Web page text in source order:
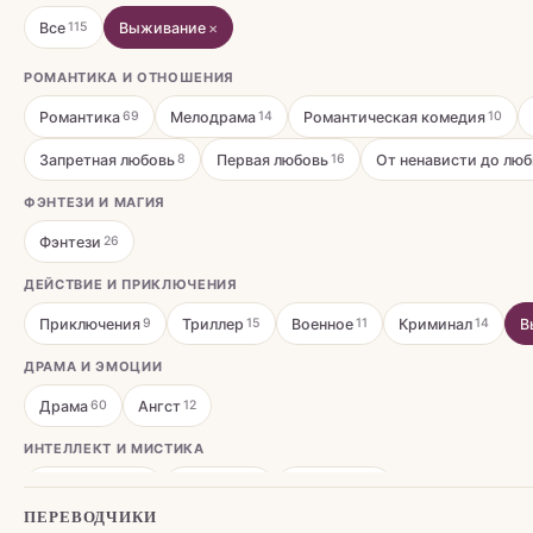
Все115 Выживание ×
РОМАНТИКА И ОТНОШЕНИЯ
Романтика69 Мелодрама14 Романтическая комедия10
Запретная любовь8 Первая любовь16 От ненависти до
ФЭНТЕЗИ И МАГИЯ
Фэнтези 26
ДЕЙСТВИЕ И ПРИКЛЮЧЕНИЯ
Приключения9 Триллер 15 Военное11 Криминал14
ДРАМА И ЭМОЦИИ
Драма60 Ангст12
ИНТЕЛЛЕКТ И МИСТИКА
Психология34 Мистика12 Детектив13
ПЕРЕВОДЧИКИ